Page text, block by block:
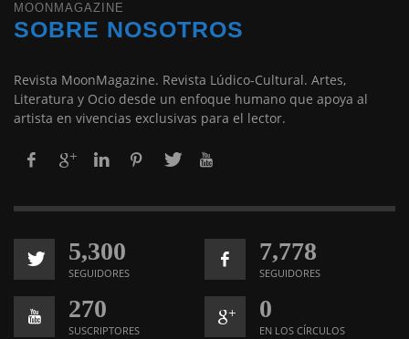
MOONMAGAZINE
SOBRE NOSOTROS
Revista MoonMagazine. Revista Lúdico-Cultural. Artes,
Literatura y Ocio desde un enfoque humano que apoya al
artista en vivencias exclusivas para el lector.
5,300
SEGUIDORES
7,778
SEGUIDORES
270
SUSCRIPTORES
0
EN LOS CÍRCULOS